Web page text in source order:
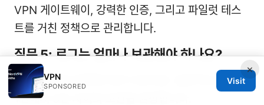
VPN 게이트웨이, 강력한 인증, 그리고 파일럿 테스
트를 거친 정책으로 관리합니다.
질문 5: 로그는 얼마나 보관해야 하나요?
규정 및 내부 정책에 따라 다르지만, 일반적으로 최소
1년에서 3년 사이의 보관을 권장합니다.
×
VPN
SPONSORED
Visit